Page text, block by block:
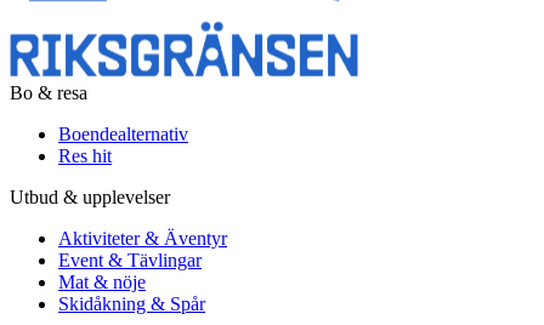
Bo & resa
Boendealternativ
Res hit
Utbud & upplevelser
Aktiviteter & Äventyr
Event & Tävlingar
Mat & nöje
Skidåkning & Spår